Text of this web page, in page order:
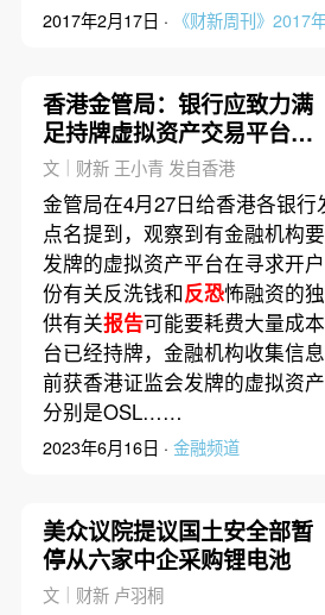
2017年2月17日 · 《财新周刊》2017
香港金管局：银行应致力满
足持牌虚拟资产交易平台合
法业务需求｜星港钱潮
文｜财新 王小青 发自香港
金管局在4月27日给香港各银
点名提到，观察到有金融机构
发牌的虚拟资产平台在寻求开
份有关反洗钱和反恐怖融资的
供有关报告可能要耗费大量成
台已经持牌，金融机构收集信
前获香港证监会发牌的虚拟资
分别是OSL……
2023年6月16日 · 金融频道
美众议院提议国土安全部暂
停从六家中企采购锂电池
文｜财新 卢羽桐